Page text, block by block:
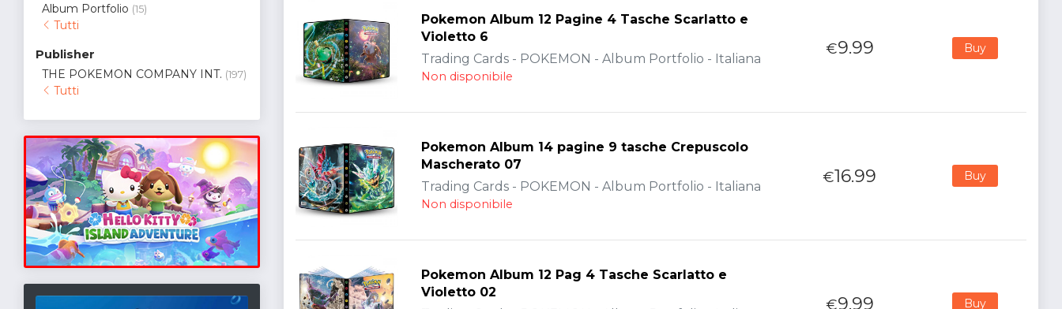
Album Portfolio (15)
Tutti
Publisher
THE POKEMON COMPANY INT. (197)
Tutti
Pokemon Album 12 Pagine 4 Tasche Scarlatto e
Violetto 6
Trading Cards - POKEMON - Album Portfolio - Italiana
Non disponibile
€9.99 Buy
Pokemon Album 14 pagine 9 tasche Crepuscolo
Mascherato 07
Trading Cards - POKEMON - Album Portfolio - Italiana
Non disponibile
€16.99 Buy
Pokemon Album 12 Pag 4 Tasche Scarlatto e
Violetto 02
€9.99 Buy